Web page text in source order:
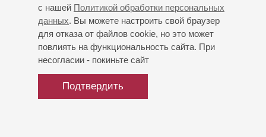
с нашей Политикой обработки персональных
данных. Вы можете настроить свой браузер
для отказа от файлов cookie, но это может
повлиять на функциональность сайта. При
несогласии - покиньте сайт
Подтвердить